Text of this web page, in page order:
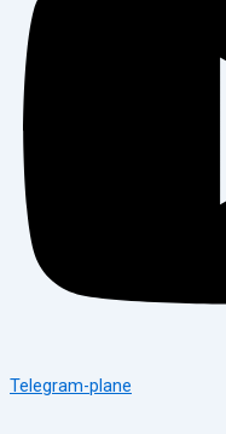
Telegram-plane